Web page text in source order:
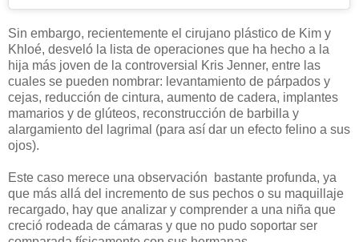
Sin embargo, recientemente el cirujano plástico de Kim y
Khloé, desveló la lista de operaciones que ha hecho a la
hija más joven de la controversial Kris Jenner, entre las
cuales se pueden nombrar: levantamiento de párpados y
cejas, reducción de cintura, aumento de cadera, implantes
mamarios y de glúteos, reconstrucción de barbilla y
alargamiento del lagrimal (para así dar un efecto felino a sus
ojos).
Este caso merece una observación bastante profunda, ya
que más allá del incremento de sus pechos o su maquillaje
recargado, hay que analizar y comprender a una niña que
creció rodeada de cámaras y que no pudo soportar ser